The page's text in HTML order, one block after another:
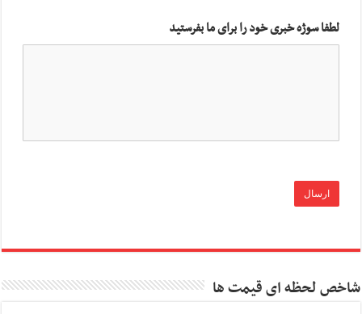
لطفا سوژه خبری خود را برای ما بفرستید
شاخص لحظه ای قیمت ها